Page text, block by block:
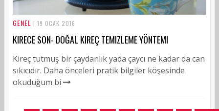
GENEL | 19 OCAK 2016
KIRECE SON- DOĞAL KIREÇ TEMIZLEME YÖNTEMI
Kireç tutmuş bir çaydanlık yada çaycı ne kadar da can
sıkıcıdır. Daha önceleri pratik bilgiler köşesinde
okuduğum bi